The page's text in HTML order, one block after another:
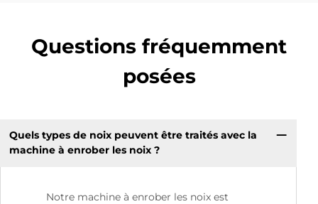
Questions fréquemment
posées
Quels types de noix peuvent être traités avec la
machine à enrober les noix ?
Notre machine à enrober les noix est